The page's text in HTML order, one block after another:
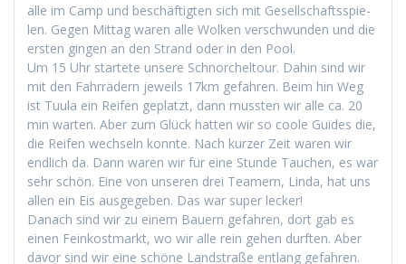
alle im Camp und beschäftigten sich mit Gesellschaftsspie­
len. Gegen Mit­tag waren alle Wolken ver­schwun­den und die
ersten gin­gen an den Strand oder in den Pool.
Um 15 Uhr startete unsere Schnorchel­tour. Dahin sind wir
mit den Fahrrädern jew­eils 17km gefahren. Beim hin Weg
ist Tuu­la ein Reifen geplatzt, dann mussten wir alle ca. 20
min warten. Aber zum Glück hat­ten wir so coole Guides die,
die Reifen wech­seln kon­nte. Nach kurz­er Zeit waren wir
endlich da. Dann waren wir für eine Stunde Tauchen, es war
sehr schön. Eine von unseren drei Team­ern, Lin­da, hat uns
allen ein Eis aus­gegeben. Das war super lecker!
Danach sind wir zu einem Bauern gefahren, dort gab es
einen Feinkost­markt, wo wir alle rein gehen durften. Aber
davor sind wir eine schöne Land­straße ent­lang gefahren.